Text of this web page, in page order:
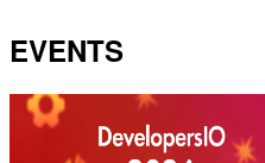
EVENTS